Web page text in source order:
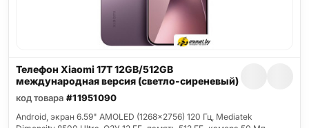
Телефон Xiaomi 17T 12GB/512GB
международная версия (светло-сиреневый)
код товара #11951090
Android, экран 6.59" AMOLED (1268x2756) 120 Гц, Mediatek